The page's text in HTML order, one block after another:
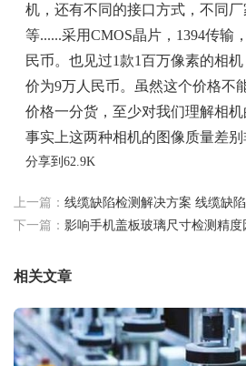
机，还有不同的接口方式，不同
等......采用CMOS晶片，1394传输
民币。也见过1款1百万像素的相
价为9万人民币。虽然这个价格不
价格一分货，至少对我们理解相机
事实上这两种相机的图像质量差别
分享到62.9K
上一篇： 线缆缺陷检测解决方案 线缆缺
下一篇： 影响手机盖板玻璃尺寸检测精度
相关文章